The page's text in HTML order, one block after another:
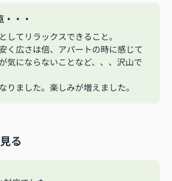
・・
してリラックスできること。
く広さは倍、アパートの時に感じて
気にならないことなど、、、沢山で
りました。楽しみが増えました。
る